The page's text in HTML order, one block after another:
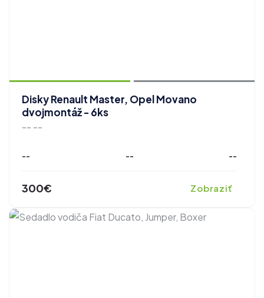
Disky Renault Master, Opel Movano
dvojmontáž - 6ks
-- --
-- -- --
300€ Zobraziť